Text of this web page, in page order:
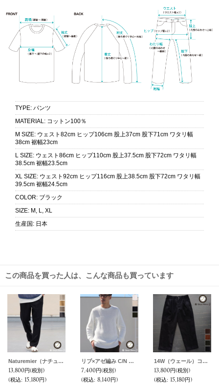
TYPE: パンツ
MATERIAL: コットン100％
M SIZE: ウェスト82cm ヒップ106cm 股上37cm 股下71cm ワタリ幅
38cm 裾幅23cm
L SIZE: ウェスト86cm ヒップ110cm 股上37.5cm 股下72cm ワタリ幅
38.5cm 裾幅23.5cm
XL SIZE: ウェスト92cm ヒップ116cm 股上38.5cm 股下72cm ワタリ幅
39.5cm 裾幅24.5cm
COLOR: ブラック
SIZE: M, L, XL
生産国 : 日本
この商品を買った人は、こんな商品も買っています
Naturemier（ナチュレミア）TECH レトロヘリンボン 2タック イージー テーパードパンツ【MADE IN JAPAN】『日本製』【送料無料】/ Upscape Audience
13,800円(税別)
(税込: 15,180円)
リブ×アゼ編み C/N コットンニット セーター【MADE IN JAPAN】『日本製』/ Upscape Audience
7,400円(税別)
(税込: 8,140円)
14W（ウェール）コットン コーデュロイ 2タック イージー ワイドパンツ【MADE IN JAPAN】『日本製』【送料無料】/ Upscape Audience
13,800円(税別)
(税込: 15,180円)